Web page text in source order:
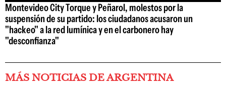
Montevideo City Torque y Peñarol, molestos por la
suspensión de su partido: los ciudadanos acusaron un
"hackeo" a la red lumínica y en el carbonero hay
"desconfianza"
MÁS NOTICIAS DE ARGENTINA